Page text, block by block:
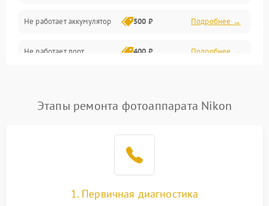
Программные сбои
Коммуникации и интерфейсы
Не работает аккумулятор 500 ₽ Подробнее →
Не работает порт 400 ₽ Подробнее →
Этапы ремонта фотоаппарата Nikon
1. Первичная диагностика